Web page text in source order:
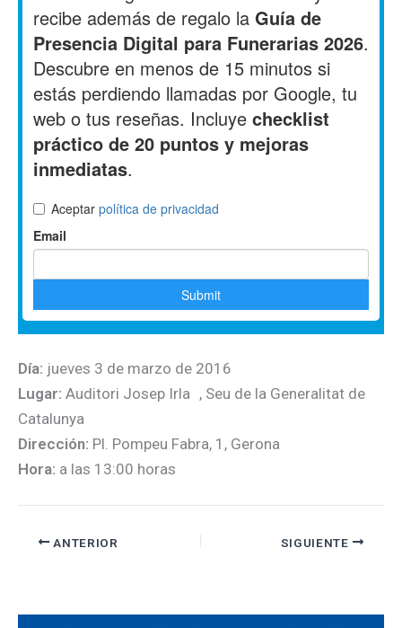
Día: jueves 3 de marzo de 2016
Lugar: Auditori Josep Irla , Seu de la Generalitat de
Catalunya
Dirección: Pl. Pompeu Fabra, 1, Gerona
Hora: a las 13:00 horas
ANTERIOR SIGUIENTE